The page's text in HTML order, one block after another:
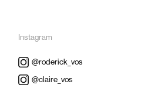
Instagram
@roderick_vos
@claire_vos